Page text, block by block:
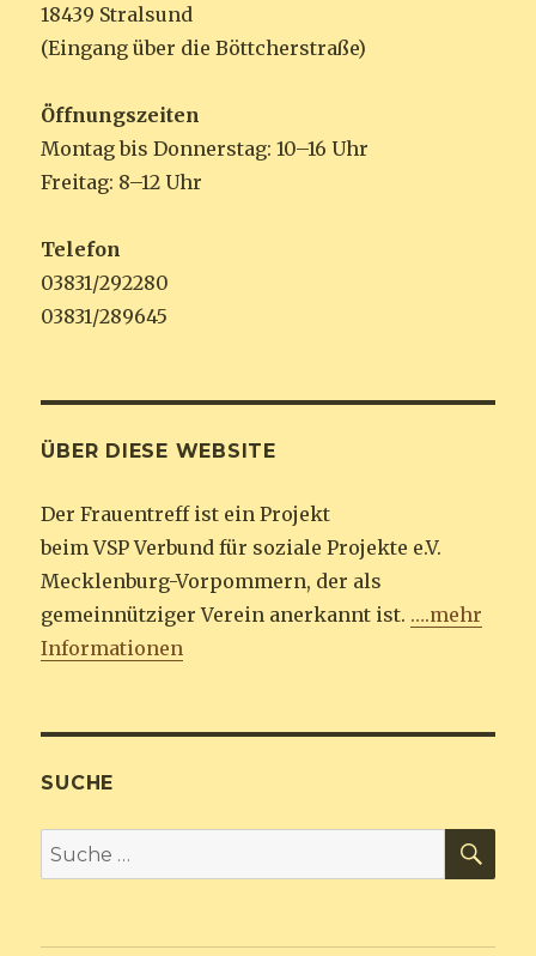
18439 Stralsund
(Eingang über die Böttcherstraße)
Öffnungszeiten
Montag bis Donnerstag: 10–16 Uhr
Freitag: 8–12 Uhr
Telefon
03831/292280
03831/289645
ÜBER DIESE WEBSITE
Der Frauentreff ist ein Projekt
beim VSP Verbund für soziale Projekte e.V.
Mecklenburg-Vorpommern, der als
gemeinnütziger Verein anerkannt ist. ….mehr
Informationen
SUCHE
Suche
nach: